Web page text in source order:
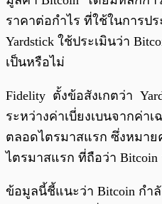
ราคาต่อกำไร ที่ใช้ในการป
Yardstick ใช้ประเมินว่า
เป็นหรือไม่
Fidelity ตั้งข้อสังเกตว่า
ระหว่างค่าเบี่ยงเบนจากค่าเ
ตลอดไตรมาสแรก ซึ่งหมาย
ไตรมาสแรก ที่ถือว่า Bitcoin
ข้อมูลนี้ชี้แนะว่า Bitcoin กำ